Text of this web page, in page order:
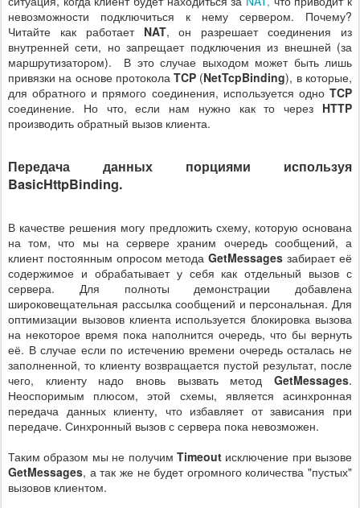
невозможности подключиться к нему сервером. Почему?
Читайте как работает NAT, он разрешает соединения из
внутренней сети, но запрещает подключения из внешней (за
маршрутизатором). В это случае выходом может быть лишь
привязки на основе протоколаTCP (NetTcpBinding), в которые,
для обратного и прямого соединения, используется одно TCP
соединение. Но что, если нам нужно как то через HTTP
производить обратный вызов клиента.
Передача данных порциями используя
BasicHttpBinding.
В качестве решения могу предложить схему, которую основана
на том, что мы на сервере храним очередь сообщений, а
клиент постоянным опросом методаGetMessagesзабирает её
содержимое и обрабатывает у себя как отдельный вызов с
сервера. Для полноты демонстрации добавлена
широковещательная рассылка сообщений и персональная. Для
оптимизации вызовов клиента используется блокировка вызова
на некоторое время пока наполнится очередь, что бы вернуть
её. В случае если по истечению времени очередь осталась не
заполненной, то клиенту возвращается пустой результат, после
чего, клиенту надо вновь вызвать метод GetMessages.
Неоспоримым плюсом, этой схемы, является асинхронная
передача данных клиенту, что избавляет от зависания при
передаче. Синхронный вызов с сервера пока невозможен.
Таким образом мы не получим Timeout исключение при вызове
GetMessages, а так же не будет огромного количества "пустых"
вызовов клиентом.